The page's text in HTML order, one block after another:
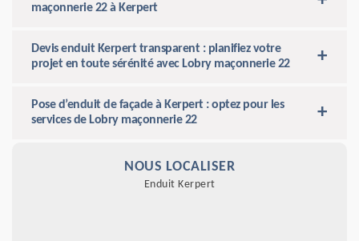
maçonnerie 22 à Kerpert
Devis enduit Kerpert transparent : planifiez votre
projet en toute sérénité avec Lobry maçonnerie 22
Pose d’enduit de façade à Kerpert : optez pour les
services de Lobry maçonnerie 22
NOUS LOCALISER
Enduit Kerpert